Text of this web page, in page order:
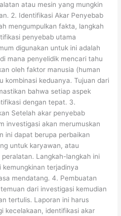
atau mesin yang mungkin
2. Identifikasi Akar Penyebab
mengumpulkan fakta, langkah
penyebab utama
digunakan untuk ini adalah
mana penyelidik mencari tahu
oleh faktor manusia (human
kombinasi keduanya. Tujuan dari
bahwa setiap aspek
dengan tepat. 3.
Setelah akar penyebab
investigasi akan merumuskan
ini dapat berupa perbaikan
untuk karyawan, atau
Langkah-langkah ini
terjadinya
mendatang. 4. Pembuatan
dari investigasi kemudian
tertulis. Laporan ini harus
kecelakaan, identifikasi akar